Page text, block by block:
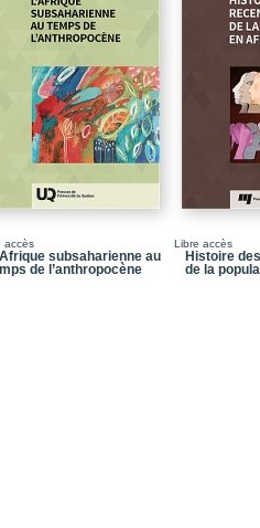
accès
Afrique subsaharienne au
de l’anthropocène
Libre accès
Histoire
de la